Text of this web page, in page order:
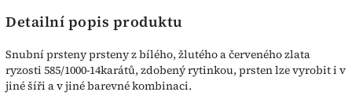
Detailní popis produktu
Snubní prsteny prsteny z bílého, žlutého a červeného zlata
ryzosti 585/1000-14karátů, zdobený rytinkou, prsten lze vyrobit i v
jiné šíři a v jiné barevné kombinaci.